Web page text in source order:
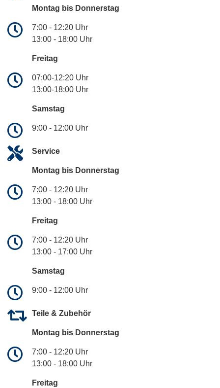
Montag bis Donnerstag
7:00 - 12:20 Uhr
13:00 - 18:00 Uhr
Freitag
07:00-12:20 Uhr
13:00-18:00 Uhr
Samstag
9:00 - 12:00 Uhr
Service
Montag bis Donnerstag
7:00 - 12:20 Uhr
13:00 - 18:00 Uhr
Freitag
7:00 - 12:20 Uhr
13:00 - 17:00 Uhr
Samstag
9:00 - 12:00 Uhr
Teile & Zubehör
Montag bis Donnerstag
7:00 - 12:20 Uhr
13:00 - 18:00 Uhr
Freitag